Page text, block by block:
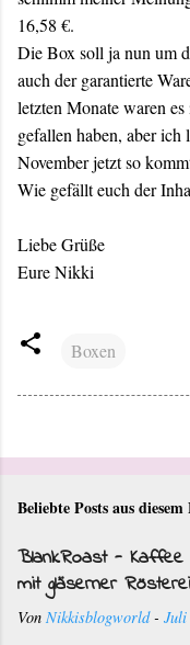
16,58 €.
Die Box soll ja nun um
auch der garantierte
letzten Monate waren
gefallen haben, aber ich
November jetzt so
Wie gefällt euch der
Liebe Grüße
Eure Nikki
Boxen
Beliebte Posts aus diesem
BlankRoast - Kaffee
mit gläserner Rösterei
Von Nikkisblogworld - Juli